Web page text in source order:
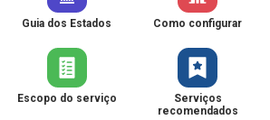
Guia dos Estados Como configurar
Escopo do serviço
Serviços
recomendados